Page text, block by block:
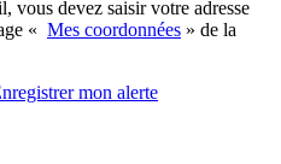
vous devez saisir votre adresse
« Mes coordonnées » de la
mon alerte